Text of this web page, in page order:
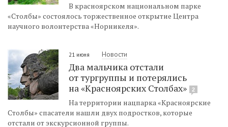
В красноярском национальном парке
«Столбы» состоялось торжественное открытие Центра
научного волонтерства «Норникеля».
21 июня Новости
Два мальчика отстали
от тургруппы и потерялись
на «Красноярских Столбах»
2
На территории нацпарка «Красноярские
Столбы» спасатели нашли двух подростков, которые
отстали от экскурсионной группы.